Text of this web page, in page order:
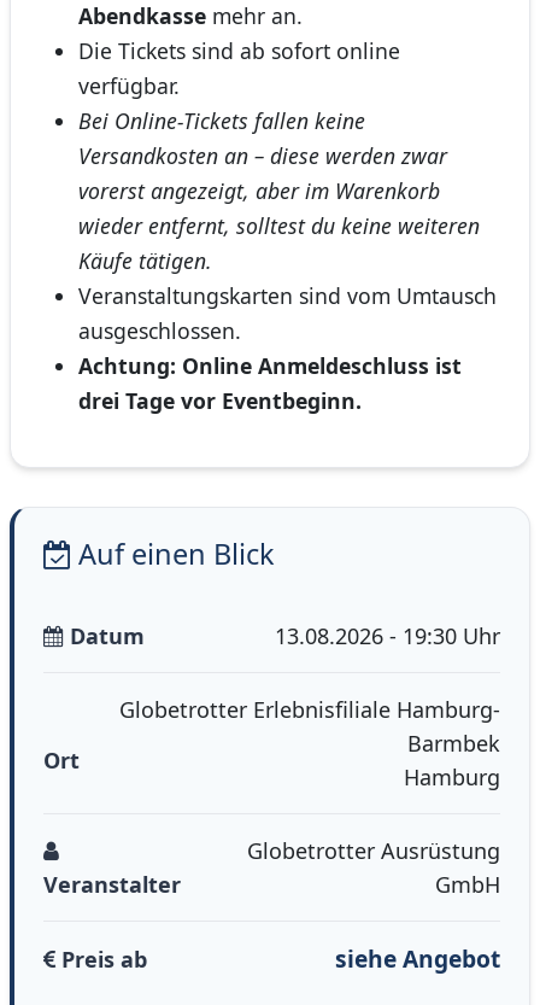
Abendkasse mehr an.
Die Tickets sind ab sofort online
verfügbar.
Bei Online-Tickets fallen keine
Versandkosten an – diese werden zwar
vorerst angezeigt, aber im Warenkorb
wieder entfernt, solltest du keine weiteren
Käufe tätigen.
Veranstaltungskarten sind vom Umtausch
ausgeschlossen.
Achtung: Online Anmeldeschluss ist
drei Tage vor Eventbeginn.
Auf einen Blick
Datum 13.08.2026 - 19:30 Uhr
Ort
Globetrotter Erlebnisfiliale Hamburg-
Barmbek
Hamburg
Veranstalter
Globetrotter Ausrüstung
GmbH
Preis ab siehe Angebot